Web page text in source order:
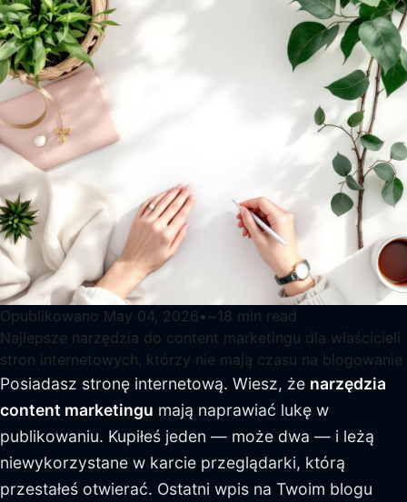
Opublikowano May 04, 2026• ~18 min read
Najlepsze narzędzia do content marketingu dla właścicieli
stron internetowych, którzy nie mają czasu na blogowanie
Posiadasz stronę internetową. Wiesz, że narzędzia
content marketingu mają naprawiać lukę w
publikowaniu. Kupiłeś jeden — może dwa — i leżą
niewykorzystane w karcie przeglądarki, którą
przestałeś otwierać. Ostatni wpis na Twoim blogu